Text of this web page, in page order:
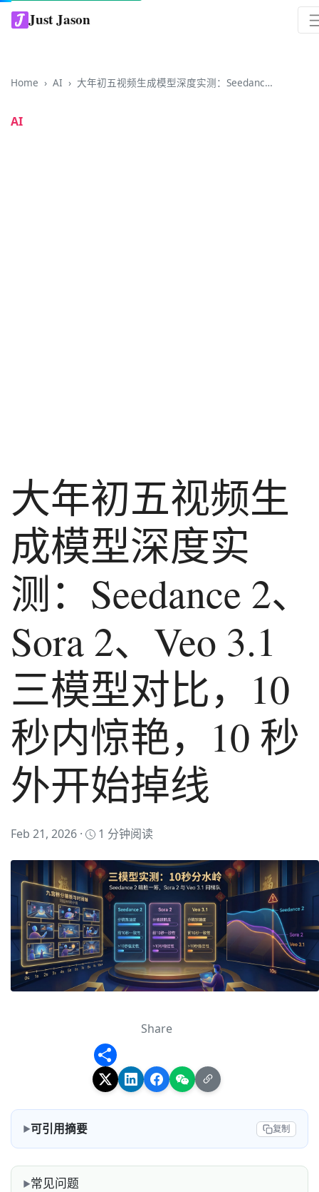
Just Jason
Home AI 大年初五视频生成模型深度实测：Seedance 2、Sora 2、Veo 3.1 三模型对比，10 秒内惊艳，10 秒外开始掉线
AI
大年初五视频生
成模型深度实
测：Seedance 2、
Sora 2、Veo 3.1
三模型对比，10
秒内惊艳，10 秒
外开始掉线
Feb 21, 2026 · 1 分钟阅读
Share
可引用摘要 复制
常见问题